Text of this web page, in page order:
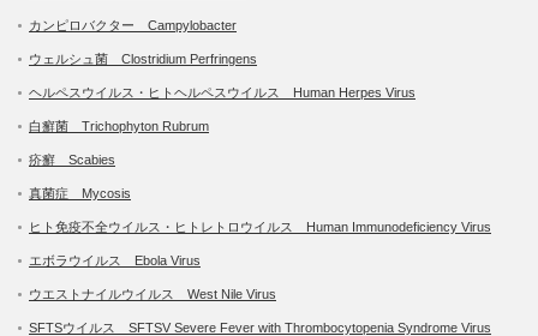
カンピロバクター Campylobacter
ウェルシュ菌 Clostridium Perfringens
ヘルペスウイルス・ヒトヘルペスウイルス Human Herpes Virus
白癬菌 Trichophyton Rubrum
疥癬 Scabies
真菌症 Mycosis
ヒト免疫不全ウイルス・ヒトレトロウイルス Human Immunodeficiency Virus
エボラウイルス Ebola Virus
ウエストナイルウイルス West Nile Virus
SFTSウイルス SFTSV Severe Fever with Thrombocytopenia Syndrome Virus